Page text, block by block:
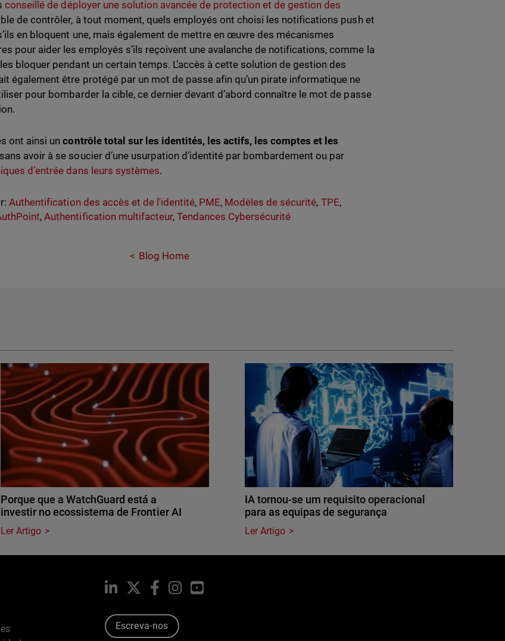
conseillé de déployer une solution avancée de protection et de gestion des
de contrôler, à tout moment, quels employés ont choisi les notifications push et
en bloquent une, mais également de mettre en œuvre des mécanismes
pour aider les employés s’ils reçoivent une avalanche de notifications, comme la
bloquer pendant un certain temps. L’accès à cette solution de gestion des
également être protégé par un mot de passe afin qu’un pirate informatique ne
pour bombarder la cible, ce dernier devant d’abord connaître le mot de passe
ont ainsi uncontrôle total sur les identités, les actifs, les comptes et les
sans avoir à se soucier d’une usurpation d’identité par bombardement ou par
d’entrée dans leurs systèmes.
Authentification des accès et de l'identité, PME, Modèles de sécurité, TPE,
,Authentification multifacteur, Tendances Cybersécurité
Blog Home
Porque que a WatchGuard está a
investir no ecossistema de Frontier AI
Ler Artigo
IA tornou-se um requisito operacional
para as equipas de segurança
Ler Artigo
LinkedIn Facebook
InstagramYouTube
Escreva-nos